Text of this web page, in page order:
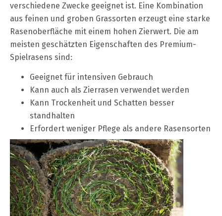
verschiedene Zwecke geeignet ist. Eine Kombination
aus feinen und groben Grassorten erzeugt eine starke
Rasenoberfläche mit einem hohen Zierwert. Die am
meisten geschätzten Eigenschaften des Premium-
Spielrasens sind:
Geeignet für intensiven Gebrauch
Kann auch als Zierrasen verwendet werden
Kann Trockenheit und Schatten besser
standhalten
Erfordert weniger Pflege als andere Rasensorten